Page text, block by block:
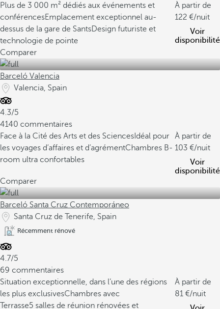
Plus de 3 000 m² dédiés aux événements et
conférencesEmplacement exceptionnel au-
dessus de la gare de SantsDesign futuriste et
technologie de pointe
À partir de
122
/nuit
Voir
disponibilité
Comparer
Barceló Valencia
Valencia, Spain
4.3/5
4140 commentaires
Face à la Cité des Arts et des Sciences Idéal pour
les voyages d’affaires et d’agrémentChambres B-
room ultra confortables
À partir de
103
/nuit
Voir
disponibilité
Comparer
Barceló Santa Cruz Contemporáneo
Santa Cruz de Tenerife, Spain
Récemment rénové
4.7/5
69 commentaires
Situation exceptionnelle, dans l’une des régions
les plus exclusivesChambres avec
Terrasse5 salles de réunion rénovées et
À partir de
81
/nuit